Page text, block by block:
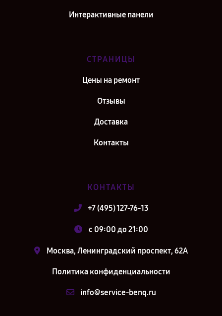
Интерактивные панели
СТРАНИЦЫ
Цены на ремонт
Отзывы
Доставка
Контакты
КОНТАКТЫ
+7 (495) 127-76-13
c 09:00 до 21:00
Москва, Ленинградский проспект, 62А
Политика конфиденциальности
info@service-benq.ru